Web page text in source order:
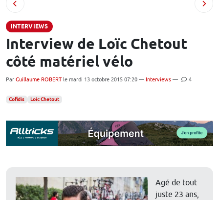
INTERVIEWS
Interview de Loïc Chetout
côté matériel vélo
Par Guillaume ROBERT le mardi 13 octobre 2015 07:20 — Interviews — 4
Cofidis Loic Chetout
Agé de tout
juste 23 ans,